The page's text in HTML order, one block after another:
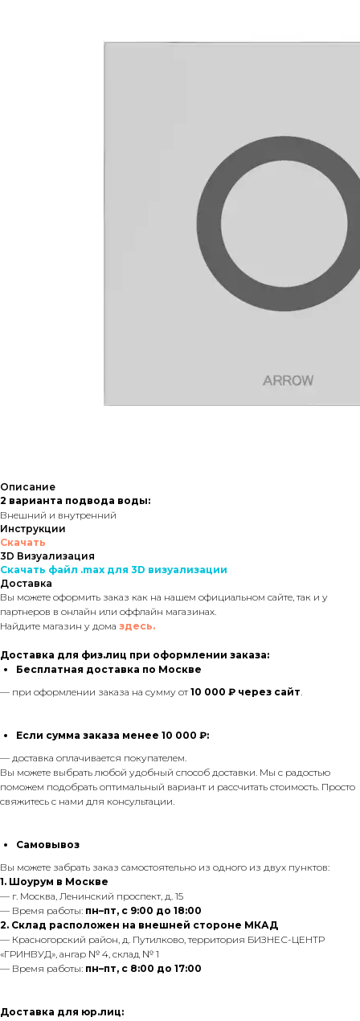
Описание
2 варианта подвода воды:
Внешний и внутренний
Инструкции
Скачать
3D Визуализация
Скачать файл .max для 3D визуализации
Доставка
Вы можете оформить заказ как на нашем официальном сайте, так и у
партнеров в онлайн или оффлайн магазинах.
Найдите магазин у дома здесь.
Доставка для физ.лиц при оформлении заказа:
Бесплатная доставка по Москве
— при оформлении заказа на сумму от10 000 ₽ через сайт.
Если сумма заказа менее 10 000 ₽:
— доставка оплачивается покупателем.
Вы можете выбрать любой удобный способ доставки. Мы с радостью
поможем подобрать оптимальный вариант и рассчитать стоимость. Просто
свяжитесь с нами для консультации.
Самовывоз
Вы можете забрать заказ самостоятельно из одного из двух пунктов:
1. Шоурум в Москве
— г. Москва, Ленинский проспект, д. 15
— Время работы: пн–пт, с 9:00 до 18:00
2. Склад расположен на внешней стороне МКАД
— Красногорский район, д. Путилково, территория БИЗНЕС-ЦЕНТР
«ГРИНВУД», ангар № 4, склад № 1
— Время работы: пн–пт, с 8:00 до 17:00
Доставка для юр.лиц: